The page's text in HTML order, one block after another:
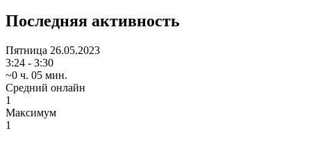
Последняя активность
Пятница 26.05.2023
3:24 - 3:30
~0 ч. 05 мин.
Средний онлайн
1
Максимум
1